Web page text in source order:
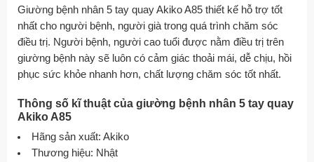
Giường bệnh nhân 5 tay quay Akiko A85 thiết kế hỗ trợ tốt
nhất cho người bệnh, người già trong quá trình chăm sóc
điều trị. Người bệnh, người cao tuổi được nằm điều trị trên
giường bệnh này sẽ luôn có cảm giác thoải mái, dễ chịu, hồi
phục sức khỏe nhanh hơn, chất lượng chăm sóc tốt nhất.
Thông số kĩ thuật của giường bệnh nhân 5 tay quay
Akiko A85
Hãng sản xuất: Akiko
Thương hiệu: Nhật